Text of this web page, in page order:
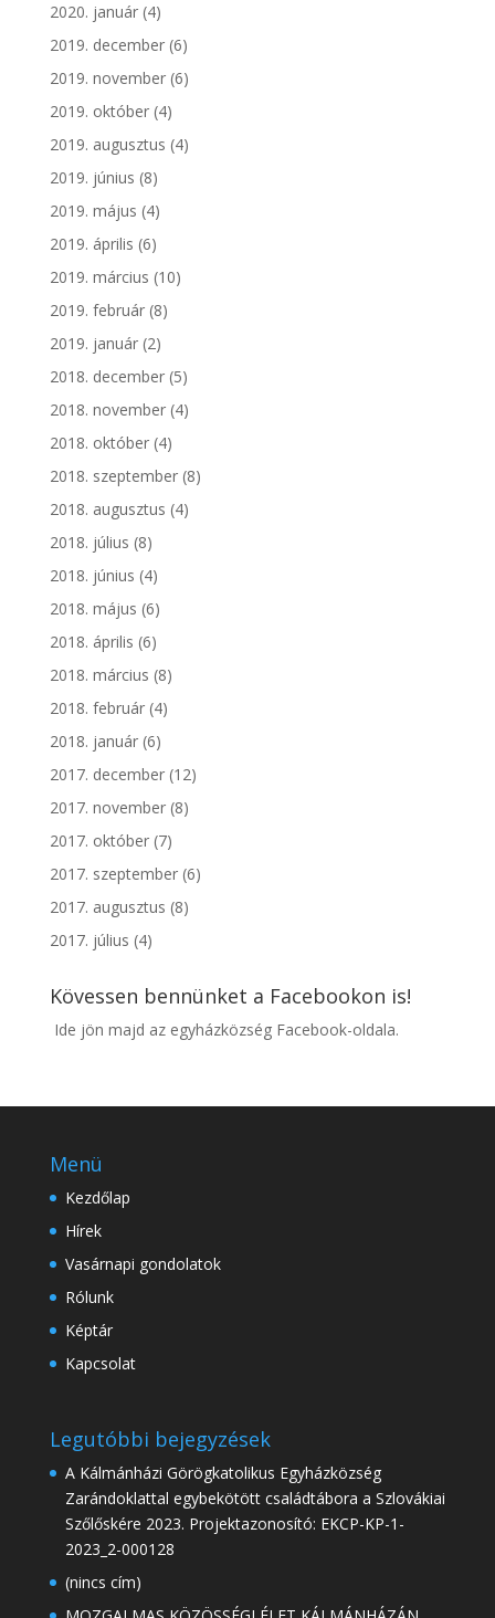
2020. január(4)
2019. december(6)
2019. november(6)
2019. október(4)
2019. augusztus (4)
2019. június (8)
2019. május (4)
2019. április (6)
2019. március (10)
2019. február(8)
2019. január(2)
2018. december(5)
2018. november(4)
2018. október(4)
2018. szeptember(8)
2018. augusztus (4)
2018. július (8)
2018. június (4)
2018. május (6)
2018. április (6)
2018. március (8)
2018. február(4)
2018. január(6)
2017. december(12)
2017. november(8)
2017. október(7)
2017. szeptember(6)
2017. augusztus (8)
2017. július (4)
Kövessen bennünket a Facebookon is!
Ide jön majd az egyházközség Facebook-oldala.
Menü
Kezdőlap
Hírek
Vasárnapi gondolatok
Rólunk
Képtár
Kapcsolat
Legutóbbi bejegyzések
A Kálmánházi Görögkatolikus Egyházközség
Zarándoklattal egybekötött családtábora a Szlovákiai
Szőlőskére 2023. Projektazonosító: EKCP-KP-1-
2023_2-000128
(nincs cím)